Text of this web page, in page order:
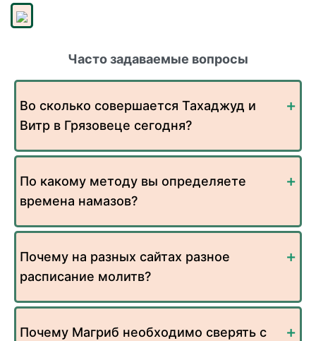
Часто задаваемые вопросы
Во сколько совершается Тахаджуд и
Витр в Грязовеце сегодня?
По какому методу вы определяете
времена намазов?
Почему на разных сайтах разное
расписание молитв?
Почему Магриб необходимо сверять с